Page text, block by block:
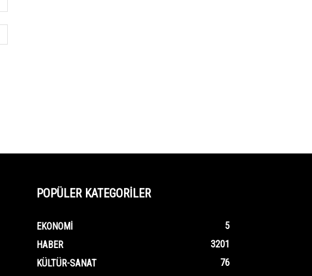
POPÜLER KATEGORİLER
EKONOMI
5
HABER
3201
KÜLTÜR-SANAT
76